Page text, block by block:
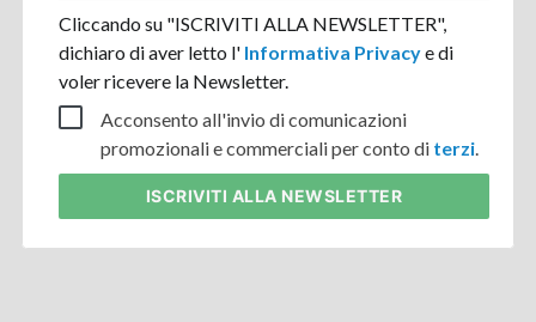
Cliccando su "ISCRIVITI ALLA NEWSLETTER",
dichiaro di aver letto l' Informativa Privacye di
voler ricevere la Newsletter.
Acconsento all'invio di comunicazioni
promozionali e commerciali per conto di terzi.
ISCRIVITI ALLA NEWSLETTER